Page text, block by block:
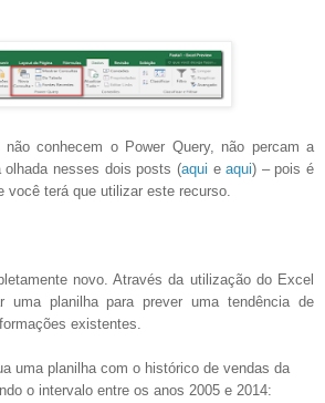
não conhecem o Power Query, não percam a
olhada nesses dois posts (aqui eaqui) – pois é
você terá que utilizar este recurso.
novo. Através da utilização do Excel
uma planilha para prever uma tendência de
existentes.
uma planilha com o histórico de vendas da
o intervalo entre os anos 2005 e 2014: